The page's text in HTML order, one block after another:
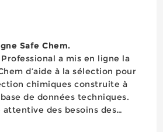
Safe Chem.
a mis en ligne la
d’aide à la sélection pour
chimiques construite à
de données techniques.
attentive des besoins des